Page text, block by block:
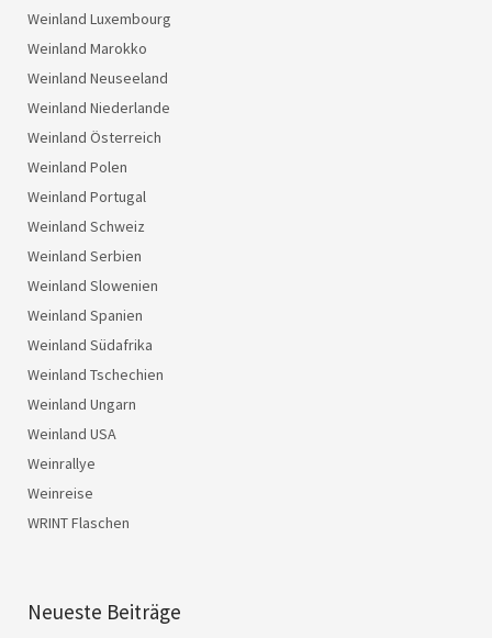
Weinland Luxembourg
Weinland Marokko
Weinland Neuseeland
Weinland Niederlande
Weinland Österreich
Weinland Polen
Weinland Portugal
Weinland Schweiz
Weinland Serbien
Weinland Slowenien
Weinland Spanien
Weinland Südafrika
Weinland Tschechien
Weinland Ungarn
Weinland USA
Weinrallye
Weinreise
WRINT Flaschen
Neueste Beiträge